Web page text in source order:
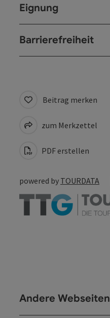
Eignung
Barrierefreiheit
Beitrag merken
zum Merkzettel
PDF erstellen
powered by TOURDATA
Andere Webseiten